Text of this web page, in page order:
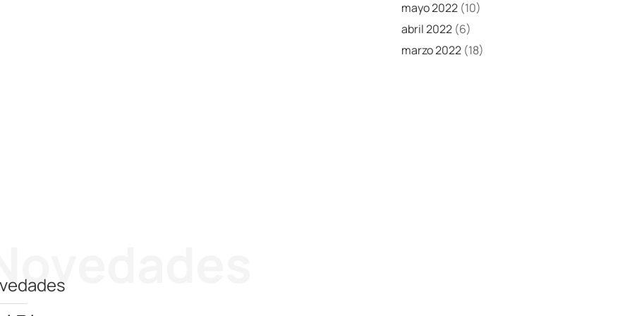
mayo 2022 (10)
abril 2022 (6)
marzo 2022 (18)